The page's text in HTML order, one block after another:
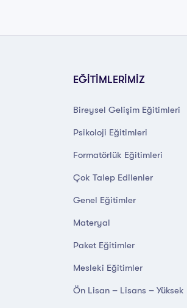
EĞİTİMLERİMİZ
Bireysel Gelişim Eğitimleri
Psikoloji Eğitimleri
Formatörlük Eğitimleri
Çok Talep Edilenler
Genel Eğitimler
Materyal
Paket Eğitimler
Mesleki Eğitimler
Ön Lisan – Lisans – Yüksek